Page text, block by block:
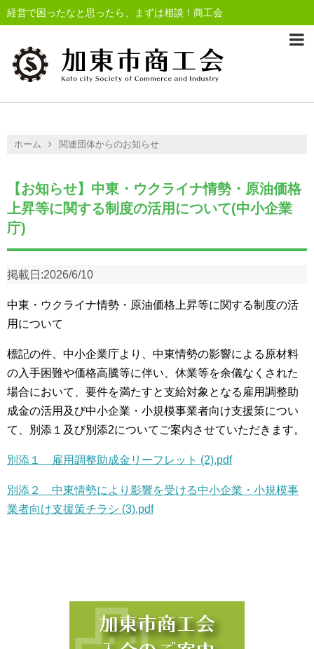
経営で困ったなと思ったら、まずは相談！商工会
ホーム 関連団体からのお知らせ
【お知らせ】中東・ウクライナ情勢・原油価格
上昇等に関する制度の活用について(中小企業
庁)
掲載日:2026/6/10
中東・ウクライナ情勢・原油価格上昇等に関する制度の活
用について
標記の件、中小企業庁より、中東情勢の影響による原材料
の入手困難や価格高騰等に伴い、休業等を余儀なくされた
場合において、要件を満たすと支給対象となる雇用調整助
成金の活用及び中小企業・小規模事業者向け支援策につい
て、別添１及び別添2についてご案内させていただきます。
別添１ 雇用調整助成金リーフレット (2).pdf
別添２ 中東情勢により影響を受ける中小企業・小規模事
業者向け支援策チラシ (3).pdf